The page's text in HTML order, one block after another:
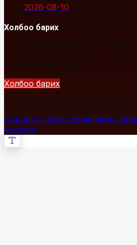
2026-08-10
Холбоо барих
Холбоо барих
Бидний тухайСурталчилгаа
бодлого